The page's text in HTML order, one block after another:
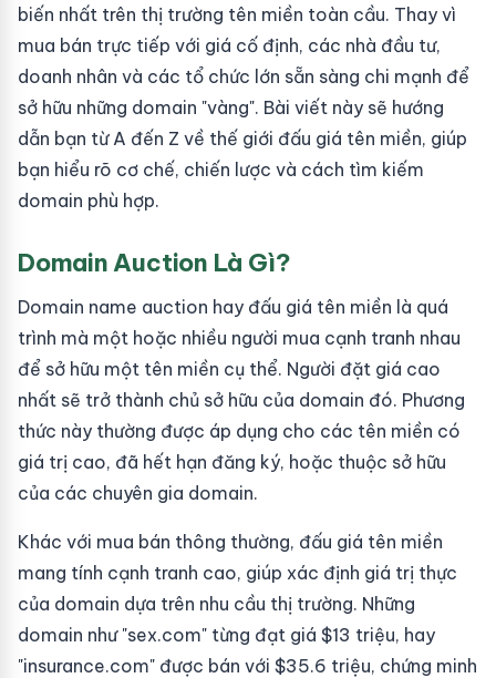
biến nhất trên thị trường tên miền toàn cầu. Thay vì
mua bán trực tiếp với giá cố định, các nhà đầu tư,
doanh nhân và các tổ chức lớn sẵn sàng chi mạnh để
sở hữu những domain "vàng". Bài viết này sẽ hướng
dẫn bạn từ A đến Z về thế giới đấu giá tên miền, giúp
bạn hiểu rõ cơ chế, chiến lược và cách tìm kiếm
domain phù hợp.
Domain Auction Là Gì?
Domain name auction hay đấu giá tên miền là quá
trình mà một hoặc nhiều người mua cạnh tranh nhau
để sở hữu một tên miền cụ thể. Người đặt giá cao
nhất sẽ trở thành chủ sở hữu của domain đó. Phương
thức này thường được áp dụng cho các tên miền có
giá trị cao, đã hết hạn đăng ký, hoặc thuộc sở hữu
của các chuyên gia domain.
Khác với mua bán thông thường, đấu giá tên miền
mang tính cạnh tranh cao, giúp xác định giá trị thực
của domain dựa trên nhu cầu thị trường. Những
domain như "sex.com" từng đạt giá $13 triệu, hay
"insurance.com" được bán với $35.6 triệu, chứng minh